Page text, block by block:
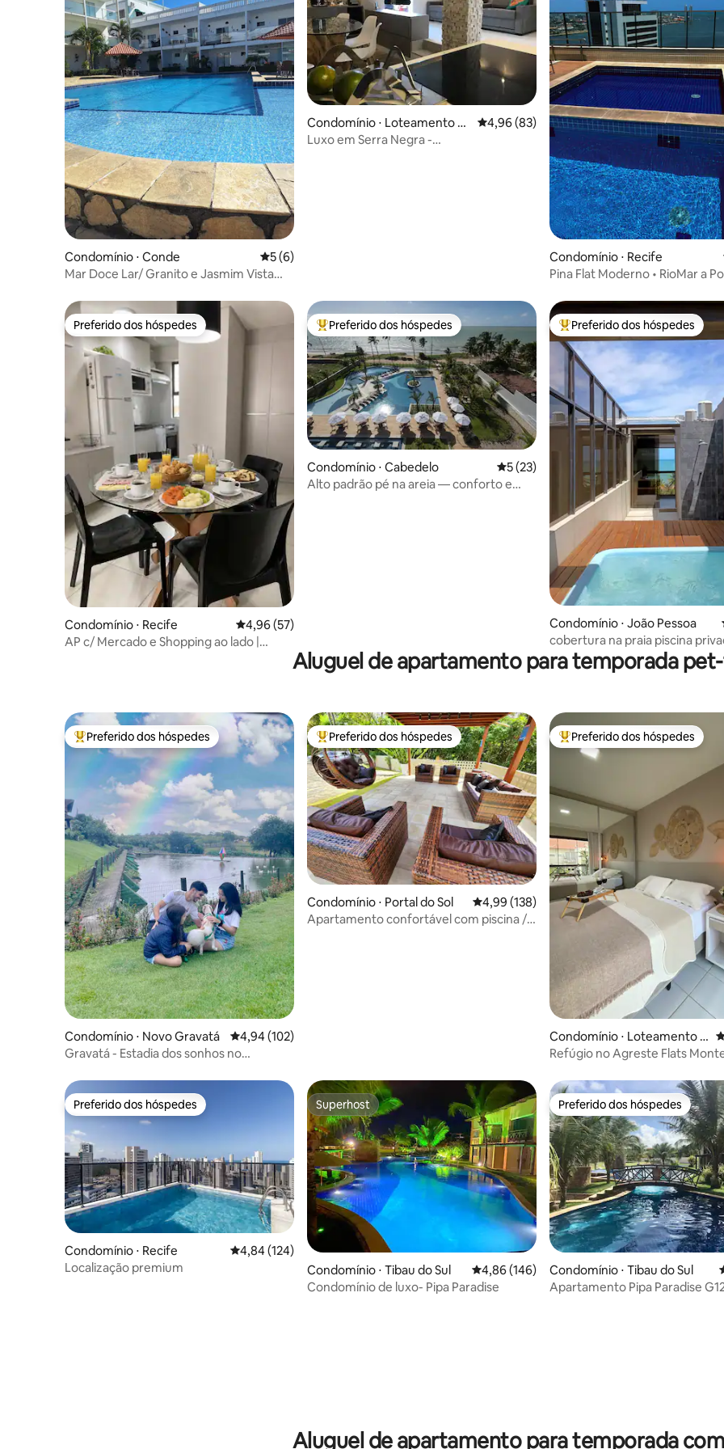
Condomínio ⋅ Conde 5 de uma avaliação média de 5, 6 avaliações
5 (6)
Mar Doce Lar/ Granito e Jasmim Vista
Condomínio ⋅ Loteamento Sa
o Jose
4,96 de uma avaliação média de 5, 83
4,96 (83)
Luxo em Serra Negra -
Condomínio ⋅ Recife
Pina Flat Moderno • RioMar a
Preferido dos hóspedes
Preferido dos hóspedes
Condomínio ⋅ Recife 4,96 de uma avaliação média de 5, 57 avaliações
4,96 (57)
AP c/ Mercado e Shopping ao lado |
Entre os melhores preferidos dos hóspedes
Preferido dos hóspedes
Condomínio ⋅ Cabedelo 5 de uma avaliação média de 5, 23
5 (23)
Alto padrão pé na areia — conforto e
Entre os melhores preferidos
Preferido dos hóspedes
Condomínio ⋅ João Pessoa
cobertura na praia
Aluguel de apartamento para temporada
Entre os melhores preferidos dos hóspedes
Preferido dos hóspedes
Condomínio ⋅ Novo Gravatá 4,94 de uma avaliação média de 5, 102 avaliações
4,94 (102)
Gravatá - Estadia dos sonhos no
Entre os melhores preferidos dos hóspedes
Preferido dos hóspedes
Condomínio ⋅ Portal do Sol 4,99 de uma avaliação média de 5, 138
4,99 (138)
Apartamento confortável com piscina /
Entre os melhores preferidos
Preferido dos hóspedes
Condomínio ⋅ Loteamento J
ardim do Gravata
Refúgio no Agreste Flats
Preferido dos hóspedes
Preferido dos hóspedes
Condomínio ⋅ Recife 4,84 de uma avaliação média de 5, 124 avaliações
4,84 (124)
Localização premium
Superhost
Superhost
Condomínio ⋅ Tibau do Sul 4,86 de uma avaliação média de 5, 146
4,86 (146)
Condomínio de luxo- Pipa Paradise
Preferido dos hóspedes
Preferido dos hóspedes
Condomínio ⋅ Tibau do Sul
Apartamento Pipa Paradise
Aluguel de apartamento para temporada